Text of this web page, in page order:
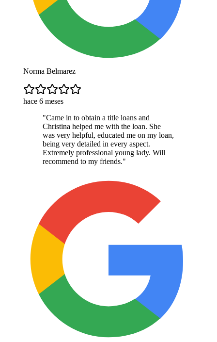
Norma Belmarez
hace 6 meses
"Came in to obtain a title loans and
Christina helped me with the loan. She
was very helpful, educated me on my loan,
being very detailed in every aspect.
Extremely professional young lady. Will
recommend to my friends."